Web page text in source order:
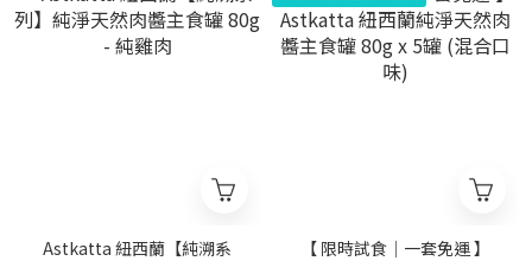
Astkatta 紐西蘭【純溯系
【 限時試食│一套免運 】